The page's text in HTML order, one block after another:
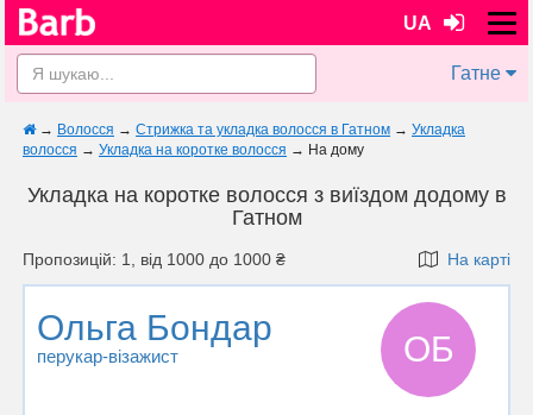
UA
Гатне
→ Волосся → Стрижка та укладка волосся в Гатном → Укладка
волосся → Укладка на коротке волосся → На дому
Укладка на коротке волосся з виїздом додому в
Гатном
Пропозицій: 1, від 1000 до 1000 ₴ На карті
Ольга Бондар
перукар-візажист ОБ